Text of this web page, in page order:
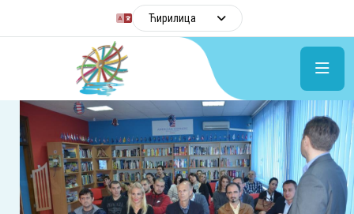
Ћирилица